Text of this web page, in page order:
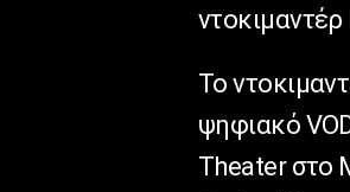
Το
ψηφιακό
Theater στο